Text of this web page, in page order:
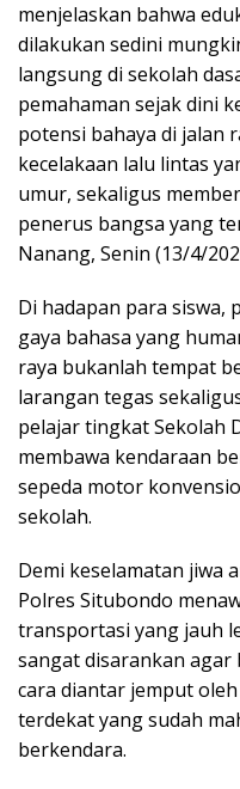
menjelaskan bahwa
dilakukan sedini
langsung di sekolah
pemahaman sejak dini
potensi bahaya di jalan
kecelakaan lalu lintas
umur, sekaligus
penerus bangsa yang
Nanang, Senin (13/4/
Di hadapan para siswa,
gaya bahasa yang
raya bukanlah tempat
larangan tegas
pelajar tingkat Sekolah
membawa kendaraan
sepeda motor
sekolah.
Demi keselamatan jiwa
Polres Situbondo
transportasi yang jauh
sangat disarankan
cara diantar jemput
terdekat yang sudah
berkendara.